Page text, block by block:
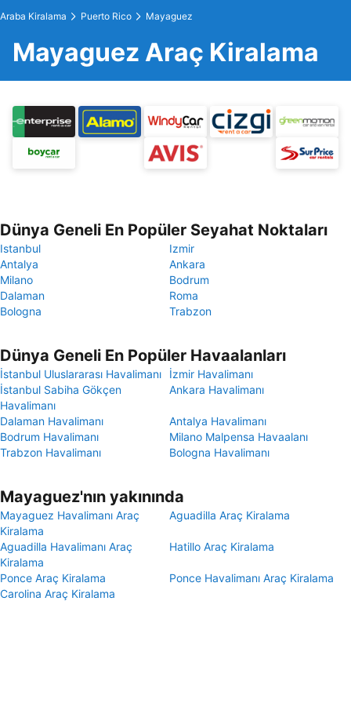
Araba Kiralama Puerto Rico Mayaguez
Mayaguez Araç Kiralama
Dünya Geneli En Popüler Seyahat Noktaları
Istanbul
Izmir
Antalya
Ankara
Milano
Bodrum
Dalaman
Roma
Bologna
Trabzon
Dünya Geneli En Popüler Havaalanları
İstanbul Uluslararası Havalimanı
İzmir Havalimanı
İstanbul Sabiha Gökçen
Havalimanı
Ankara Havalimanı
Dalaman Havalimanı
Antalya Havalimanı
Bodrum Havalimanı
Milano Malpensa Havaalanı
Trabzon Havalimanı
Bologna Havalimanı
Mayaguez'nın yakınında
Mayaguez Havalimanı Araç
Kiralama
Aguadilla Araç Kiralama
Aguadilla Havalimanı Araç
Kiralama
Hatillo Araç Kiralama
Ponce Araç Kiralama
Ponce Havalimanı Araç Kiralama
Carolina Araç Kiralama